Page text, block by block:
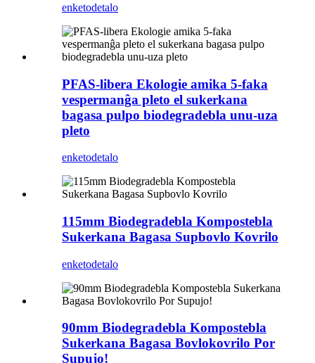
enketodetalo
PFAS-libera Ekologie amika 5-faka
vespermanĝa pleto el sukerkana
bagasa pulpo biodegradebla unu-uza
pleto
enketodetalo
115mm Biodegradebla Kompostebla
Sukerkana Bagasa Supbovlo Kovrilo
enketodetalo
90mm Biodegradebla Kompostebla
Sukerkana Bagasa Bovlokovrilo Por
Supujo!